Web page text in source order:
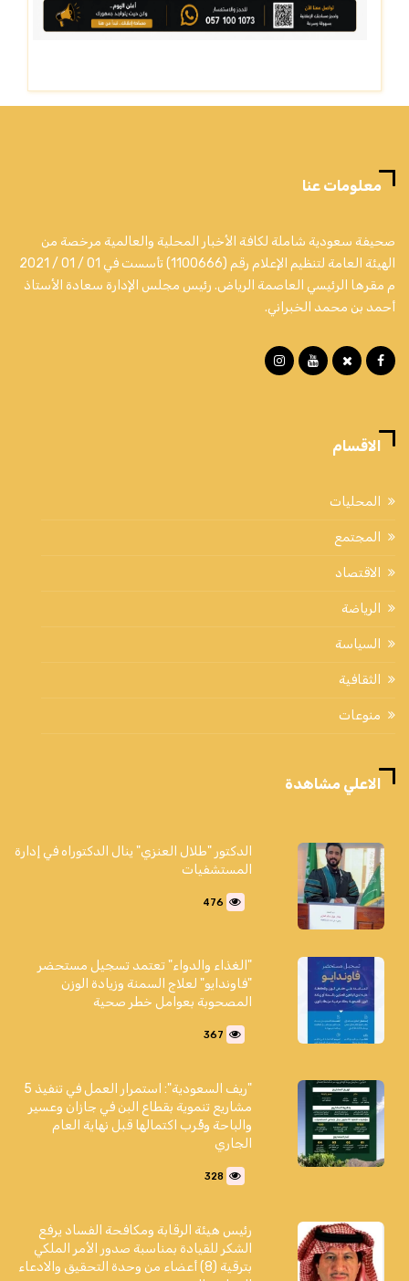
معلومات عنا
صحيفة سعودية شاملة لكافة الأخبار المحلية والعالمية مرخصة من
الهيئة العامة لتنظيم الإعلام رقم (1100666) تأسست في 01 / 01 / 2021
م مقرها الرئيسي العاصمة الرياض. رئيس مجلس الإدارة سعادة الأستاذ
أحمد بن محمد الخبراني.
الاقسام
المحليات
المجتمع
الاقتصاد
الرياضة
السياسة
الثقافية
منوعات
الاعلي مشاهدة
الدكتور "طلال العنزي" ينال الدكتوراه في إدارة
المستشفيات
476
"الغذاء والدواء" تعتمد تسجيل مستحضر
"فاوندايو" لعلاج السمنة وزيادة الوزن
المصحوبة بعوامل خطر صحية
367
"ريف السعودية": استمرار العمل في تنفيذ 5
مشاريع تنموية بقطاع البن في جازان وعسير
والباحة وقُرب اكتمالها قبل نهاية العام
الجاري
328
رئيس هيئة الرقابة ومكافحة الفساد يرفع
الشكر للقيادة بمناسبة صدور الأمر الملكي
بترقية (8) أعضاء من وحدة التحقيق والادعاء